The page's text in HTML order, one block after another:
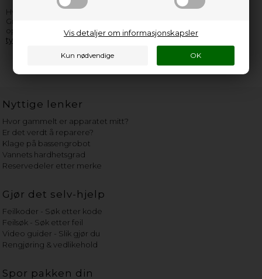
Vis detaljer om informasjonskapsler
Hvis du har bruk for hjelp til å finne korrekte reservedeler til ditt
Grimac apparat, er du velkommen til å
opplyse så mange informasjoner som overhodet mulig fra
typeskiltet
Nyttige lenker
Hvor gammelt er apparatet mitt?
Er det verdt å reparere?
Klage på bassengrobot
Vannets hardhetsgrad
Reservedeler etter merke
Gjør det selv-hjelp
Feilkoder - Søk etter kode
Feilsøk - Søk etter feil
Video guider - Slik gjør du
Rengjøring & vedlikehold
Spor pakken din